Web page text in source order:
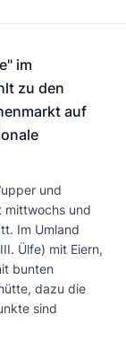
im
zu den
auf
und
mittwochs und
Im Umland
Ülfe) mit Eiern,
bunten
dazu die
sind